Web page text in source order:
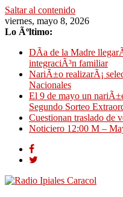
Saltar al contenido
viernes, mayo 8, 2026
Lo Ãºltimo:
DÃ­a de la Madre
integraciÃ³n familiar
NariÃ±o realizarÃ¡
Nacionales
El 9 de mayo un
Segundo Sorteo
Cuestionan traslado de
Noticiero 12:00 M –